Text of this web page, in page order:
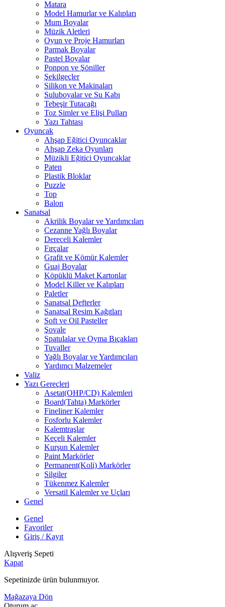
Matara
Model Hamurlar ve Kalıpları
Mum Boyalar
Müzik Aletleri
Oyun ve Proje Hamurları
Parmak Boyalar
Pastel Boyalar
Ponpon ve Şöniller
Şekilgeçler
Silikon ve Makinaları
Suluboyalar ve Su Kabı
Tebeşir Tutacağı
Toz Simler ve Elişi Pulları
Yazı Tahtası
Oyuncak
Ahşap Eğitici Oyuncaklar
Ahşap Zeka Oyunları
Müzikli Eğitici Oyuncaklar
Paten
Plastik Bloklar
Puzzle
Top
Balon
Sanatsal
Akrilik Boyalar ve Yardımcıları
Cezanne Yağlı Boyalar
Dereceli Kalemler
Fırçalar
Grafit ve Kömür Kalemler
Guaj Boyalar
Köpüklü Maket Kartonlar
Model Killer ve Kalıpları
Paletler
Sanatsal Defterler
Sanatsal Resim Kağıtları
Soft ve Oil Pasteller
Şovale
Spatulalar ve Oyma Bıçakları
Tuvaller
Yağlı Boyalar ve Yardımcıları
Yardımcı Malzemeler
Valiz
Yazı Gereçleri
Asetat(OHP/CD) Kalemleri
Board(Tahta) Markörler
Fineliner Kalemler
Fosforlu Kalemler
Kalemtraşlar
Keçeli Kalemler
Kurşun Kalemler
Paint Markörler
Permanent(Koli) Markörler
Silgiler
Tükenmez Kalemler
Versatil Kalemler ve Uçları
Genel
Genel
Favoriler
Giriş / Kayıt
Alışveriş Sepeti
Kapat
Sepetinizde ürün bulunmuyor.
Mağazaya Dön